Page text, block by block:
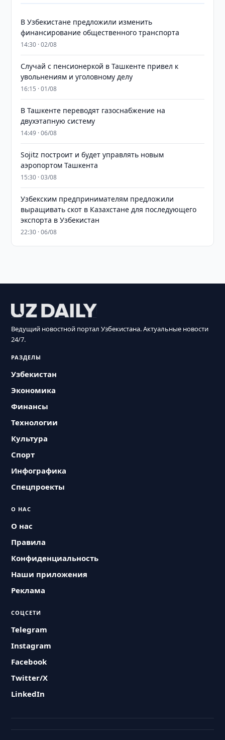
В Узбекистане предложили изменить
финансирование общественного транспорта
14:30 · 02/08
Случай с пенсионеркой в Ташкенте привел к
увольнениям и уголовному делу
16:15 · 01/08
В Ташкенте переводят газоснабжение на
двухэтапную систему
14:49 · 06/08
Sojitz построит и будет управлять новым
аэропортом Ташкента
15:30 · 03/08
Узбекским предпринимателям предложили
выращивать скот в Казахстане для последующего
экспорта в Узбекистан
22:30 · 06/08
Ведущий новостной портал Узбекистана. Актуальные новости
24/7.
РАЗДЕЛЫ
Узбекистан
Экономика
Финансы
Технологии
Культура
Спорт
Инфографика
Спецпроекты
О НАС
О нас
Правила
Конфиденциальность
Наши приложения
Реклама
СОЦСЕТИ
Telegram
Instagram
Facebook
Twitter/X
LinkedIn